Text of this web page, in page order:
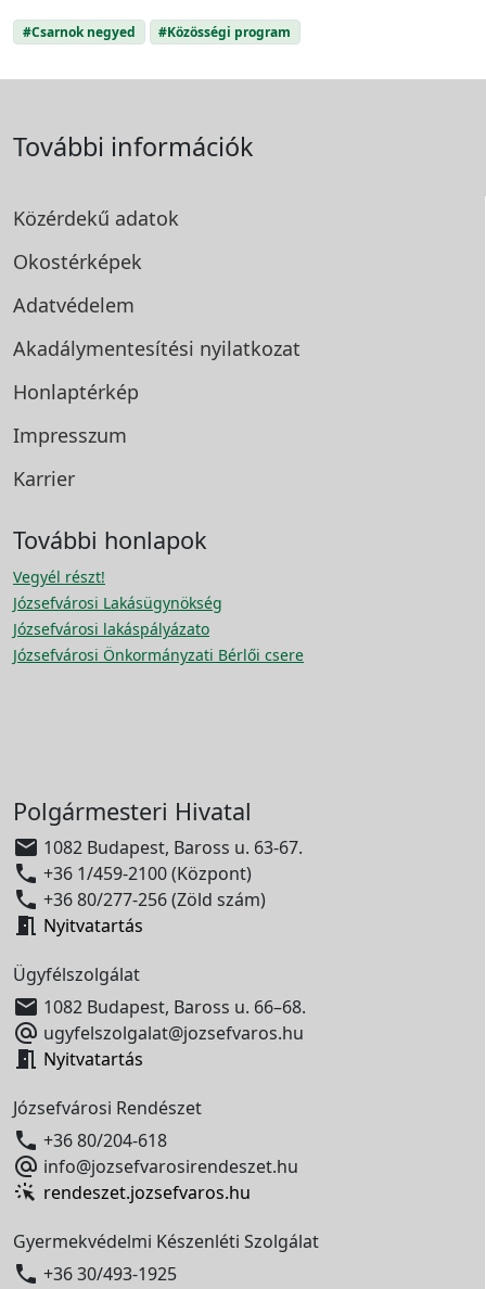
#Csarnok negyed #Közösségi program
További információk
Közérdekű adatok
Okostérképek
Adatvédelem
Akadálymentesítési nyilatkozat
Honlaptérkép
Impresszum
Karrier
További honlapok
Vegyél részt!
Józsefvárosi Lakásügynökség
Józsefvárosi lakáspályázato
Józsefvárosi Önkormányzati Bérlői csere
Polgármesteri Hivatal
 1082 Budapest, Baross u. 63-67.
 +36 1/459-2100 (Központ)
 +36 80/277-256 (Zöld szám)
 Nyitvatartás
Ügyfélszolgálat
 1082 Budapest, Baross u. 66–68.
 ugyfelszolgalat@jozsefvaros.hu
 Nyitvatartás
Józsefvárosi Rendészet
 +36 80/204-618
 info@jozsefvarosirendeszet.hu
rendeszet.jozsefvaros.hu
Gyermekvédelmi Készenléti Szolgálat
 +36 30/493-1925